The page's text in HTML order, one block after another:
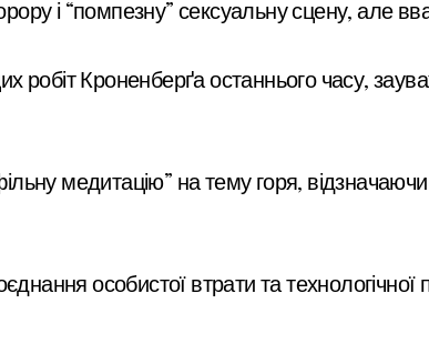
і “помпезну” сексуальну сцену, але
робіт Кроненберґа останнього часу,
медитацію” на тему горя, відзначаючи
особистої втрати та технологічної